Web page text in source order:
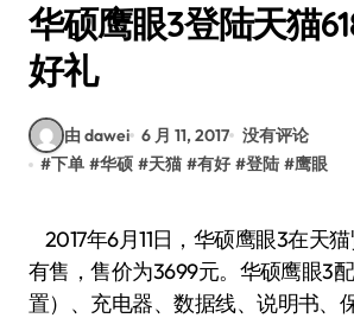
华硕鹰眼3登陆天猫
好礼
由 dawei 6 月 11, 2017 没有评论
#下单 #华硕 #天猫 #有好 #登陆 #鹰眼
2017年6月11日，华硕鹰眼3在天猫贤飞数码专营店
有售，售价为3699元。华硕鹰眼3
置）、充电器、数据线、说明书、